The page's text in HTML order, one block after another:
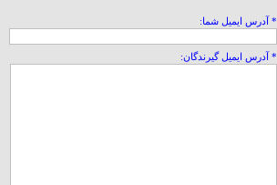
* آدرس ايميل شما:
* آدرس ايميل گيرندگان: